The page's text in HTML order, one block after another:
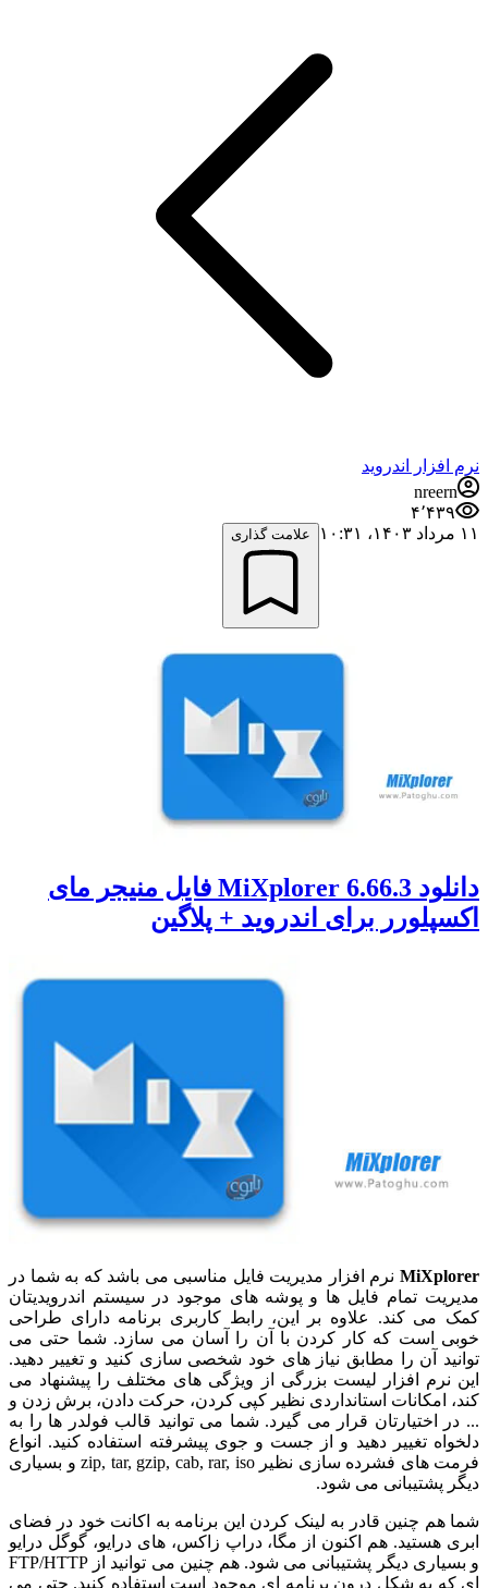
نرم افزار اندروید
nreern
۴٬۴۳۹
۱۱ مرداد ۱۴۰۳،‏ ۱۰:۳۱
علامت گذاری
دانلود MiXplorer 6.66.3 فایل منیجر مای
اکسپلورر برای اندروید + پلاگین
MiXplorer نرم افزار مدیریت فایل مناسبی می باشد که به شما در
مدیریت تمام فایل ها و پوشه های موجود در سیستم اندرویدیتان
کمک می کند. علاوه بر این، رابط کاربری برنامه دارای طراحی
خوبی است که کار کردن با آن را آسان می سازد. شما حتی می
توانید آن را مطابق نیاز های خود شخصی سازی کنید و تغییر دهید.
این نرم افزار لیست بزرگی از ویژگی های مختلف را پیشنهاد می
کند، امکانات استانداردی نظیر کپی کردن، حرکت دادن، برش زدن و
... در اختیارتان قرار می گیرد. شما می توانید قالب فولدر ها را به
دلخواه تغییر دهید و از جست و جوی پیشرفته استفاده کنید. انواع
فرمت های فشرده سازی نظیر zip, tar, gzip, cab, rar, iso و بسیاری
دیگر پشتیبانی می شود.
شما هم چنین قادر به لینک کردن این برنامه به اکانت خود در فضای
ابری هستید. هم اکنون از مگا، دراپ زاکس، های درایو، گوگل درایو
و بسیاری دیگر پشتیبانی می شود. هم چنین می توانید از FTP/HTTP
ای که به شکل درون برنامه ای موجود است استفاده کنید. حتی می